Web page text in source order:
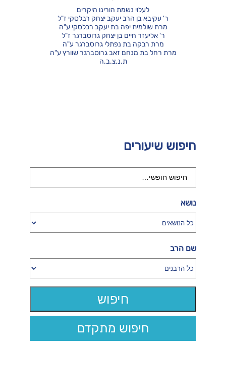
חיפוש שיעורים
נושא
שם הרב
חיפוש מתקדם
לעלוי נשמת הורינו היקרים
ר' עקיבא בן הרב יעקב יצחק רבלסקי ז"ל
מרת שולמית יפה בת יעקב רבלסקי ע"ה
ר' אליעזר חיים בן יצחק גרוסברגר ז"ל
מרת רבקה בת נפתלי גרוסברגר ע"ה
מרת רחל בת מנחם זאב גרוסברגר שוורץ ע"ה
ת.נ.צ.ב.ה